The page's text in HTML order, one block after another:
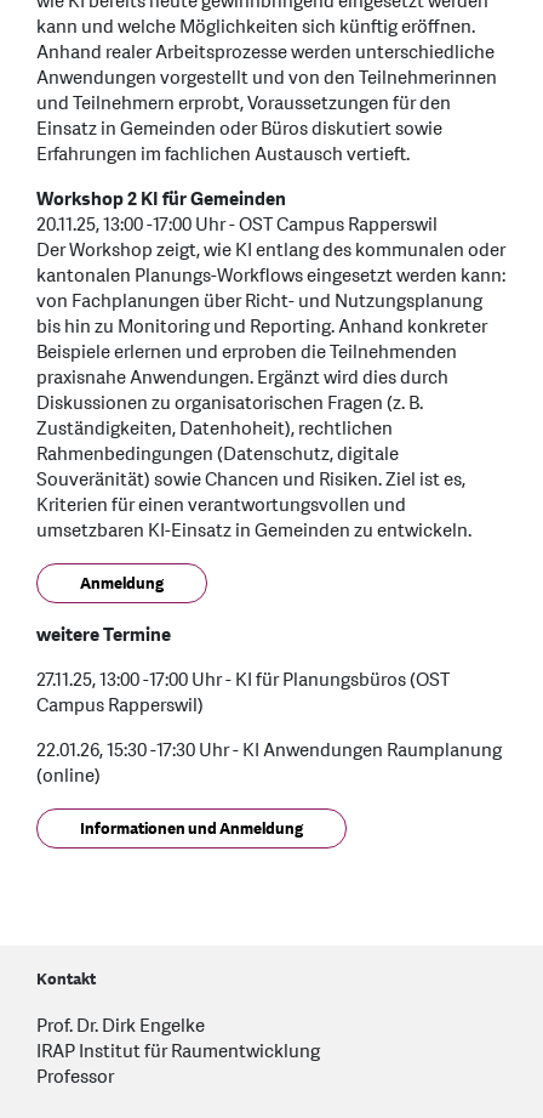
kann und welche Möglichkeiten sich künftig eröffnen.
Anhand realer Arbeitsprozesse werden unterschiedliche
Anwendungen vorgestellt und von den Teilnehmerinnen
und Teilnehmern erprobt, Voraussetzungen für den
Einsatz in Gemeinden oder Büros diskutiert sowie
Erfahrungen im fachlichen Austausch vertieft.
Workshop 2 KI für Gemeinden
20.11.25, 13:00 -17:00 Uhr - OST Campus Rapperswil
Der Workshop zeigt, wie KI entlang des kommunalen oder
kantonalen Planungs-Workflows eingesetzt werden kann:
von Fachplanungen über Richt- und Nutzungsplanung
bis hin zu Monitoring und Reporting. Anhand konkreter
Beispiele erlernen und erproben die Teilnehmenden
praxisnahe Anwendungen. Ergänzt wird dies durch
Diskussionen zu organisatorischen Fragen (z. B.
Zuständigkeiten, Datenhoheit), rechtlichen
Rahmenbedingungen (Datenschutz, digitale
Souveränität) sowie Chancen und Risiken. Ziel ist es,
Kriterien für einen verantwortungsvollen und
umsetzbaren KI-Einsatz in Gemeinden zu entwickeln.
Anmeldung
weitere Termine
27.11.25, 13:00 -17:00 Uhr - KI für Planungsbüros (OST
Campus Rapperswil)
22.01.26, 15:30 -17:30 Uhr - KI Anwendungen Raumplanung
(online)
Informationen und Anmeldung
Kontakt
Prof. Dr. Dirk Engelke
IRAP Institut für Raumentwicklung
Professor